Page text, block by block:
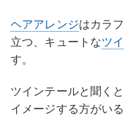
ヘアアレンジはカラ
立つ、キュートなツ
す。
ツインテールと聞く
イメージする方がい